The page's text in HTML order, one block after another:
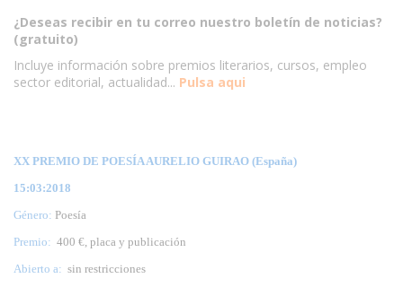
¿Deseas recibir en tu correo nuestro boletín de noticias?
(gratuito)
Incluye información sobre premios literarios, cursos, empleo
sector editorial, actualidad... Pulsa aqui
XX PREMIO DE POESÍA AURELIO GUIRAO (España)
15:03:2018
Género: Poesía
Premio: 400 €, placa y publicación
Abierto a: sin restricciones